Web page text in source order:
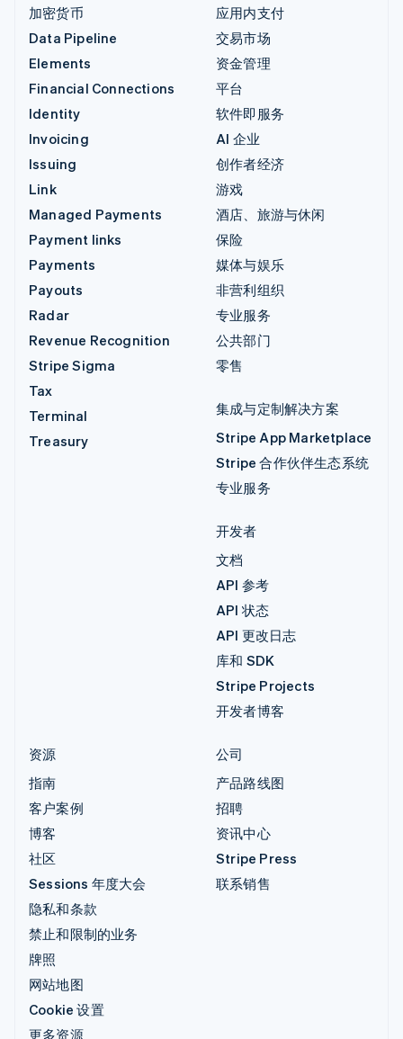
加密货币
Data Pipeline
Elements
Financial Connections
Identity
Invoicing
Issuing
Link
Managed Payments
Payment links
Payments
Payouts
Radar
Revenue Recognition
Stripe Sigma
Tax
Terminal
Treasury
应用内支付
交易市场
资金管理
平台
软件即服务
AI 企业
创作者经济
游戏
酒店、旅游与休闲
保险
媒体与娱乐
非营利组织
专业服务
公共部门
零售
集成与定制解决方案
Stripe App Marketplace
Stripe 合作伙伴生态系统
专业服务
开发者
文档
API 参考
API 状态
API 更改日志
库和 SDK
Stripe Projects
开发者博客
资源
指南
客户案例
博客
社区
Sessions 年度大会
隐私和条款
禁止和限制的业务
牌照
网站地图
Cookie 设置
更多资源
公司
产品路线图
招聘
资讯中心
Stripe Press
联系销售